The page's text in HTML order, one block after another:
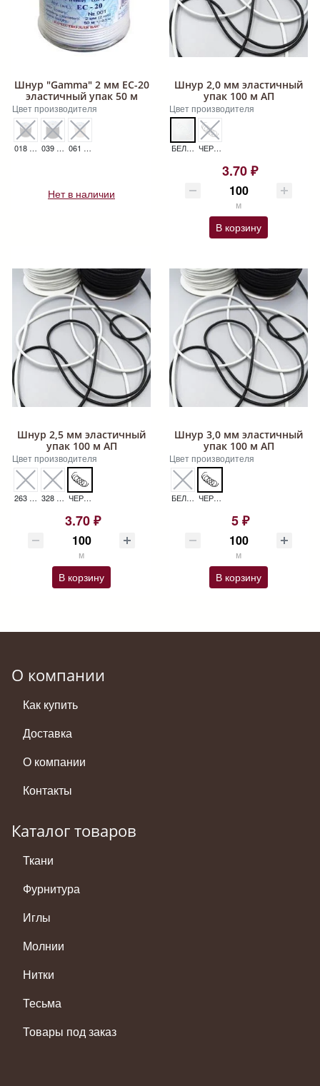
Шнур "Gamma" 2 мм EC-20
эластичный упак 50 м
Цвет производителя
018 Т.СЕРЫЙ ШНУР "GAMMA" 2 ММ EC-20 ЭЛАСТИЧНЫЙ 039 ЧЕРНЫЙ ШНУР "GAMMA" 2 ММ EC-20 ЭЛАСТИЧНЫЙ 061 СВ.СВ.БЕЖЕВЫЙ ШНУР "GAMMA" 2 ММ EC-20 ЭЛАСТИЧНЫЙ
Нет в наличии
Шнур 2,0 мм эластичный
упак 100 м АП
Цвет производителя
БЕЛЫЙ ШНУР 2,0 ММ ЭЛАСТИЧНЫЙ УПАК 100 М АП ЧЕРНЫЙ ШНУР 2,0 ММ ЭЛАСТИЧНЫЙ УПАК 100 М АП
3.70 ₽
м
В корзину
Шнур 2,5 мм эластичный
упак 100 м АП
Цвет производителя
263 ХАКИ ШНУР 2,5 ММ ЭЛАСТИЧНЫЙ УПАК 100 М АП 328 ТЕМНЫЙ ХАКИ ШНУР 2,5 ММ ЭЛАСТИЧНЫЙ УПАК 100 М АП ЧЕРНЫЙ ШНУР 2,5 ММ ЭЛАСТИЧНЫЙ УПАК 100 М АП
3.70 ₽
м
В корзину
Шнур 3,0 мм эластичный
упак 100 м АП
Цвет производителя
БЕЛЫЙ ШНУР 3,0 ММ ЭЛАСТИЧНЫЙ УПАК 100 М АП ЧЕРНЫЙ ШНУР 3,0 ММ ЭЛАСТИЧНЫЙ УПАК 100 М АП
5 ₽
м
В корзину
О компании
Как купить
Доставка
О компании
Контакты
Каталог товаров
Ткани
Фурнитура
Иглы
Молнии
Нитки
Тесьма
Товары под заказ